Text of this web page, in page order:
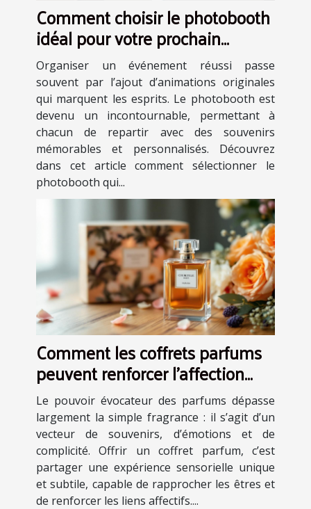
Comment choisir le photobooth
idéal pour votre prochain
événement ?
Organiser un événement réussi passe
souvent par l’ajout d’animations originales
qui marquent les esprits. Le photobooth est
devenu un incontournable, permettant à
chacun de repartir avec des souvenirs
mémorables et personnalisés. Découvrez
dans cet article comment sélectionner le
photobooth qui...
Comment les coffrets parfums
peuvent renforcer l'affection
dans les relations ?
Le pouvoir évocateur des parfums dépasse
largement la simple fragrance : il s’agit d’un
vecteur de souvenirs, d’émotions et de
complicité. Offrir un coffret parfum, c’est
partager une expérience sensorielle unique
et subtile, capable de rapprocher les êtres et
de renforcer les liens affectifs....